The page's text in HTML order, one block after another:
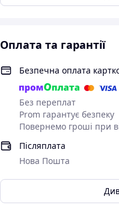
Оплата та гарантії
Безпечна оплата
Без переплат
Prom гарантує безпеку
Повернемо гроші при
Післяплата
Нова Пошта